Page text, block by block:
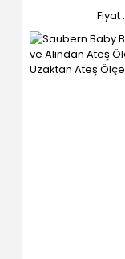
Fiyat :